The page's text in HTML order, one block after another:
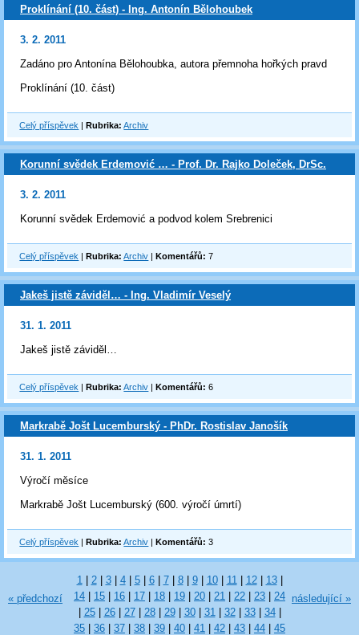
Proklínání (10. část) - Ing. Antonín Bělohoubek
3. 2. 2011
Zadáno pro Antonína Bělohoubka, autora přemnoha hořkých pravd
Proklínání (10. část)
Celý příspěvek |Rubrika: Archiv
Korunní svědek Erdemović … - Prof. Dr. Rajko Doleček, DrSc.
3. 2. 2011
Korunní svědek Erdemović a podvod kolem Srebrenici
Celý příspěvek |Rubrika: Archiv |Komentářů: 7
Jakeš jistě záviděl… - Ing. Vladimír Veselý
31. 1. 2011
Jakeš jistě záviděl…
Celý příspěvek |Rubrika: Archiv |Komentářů: 6
Markrabě Jošt Lucemburský - PhDr. Rostislav Janošík
31. 1. 2011
Výročí měsíce
Markrabě Jošt Lucemburský (600. výročí úmrtí)
Celý příspěvek |Rubrika: Archiv |Komentářů: 3
« předchozí
1 2 3 4 5 6 7 8 9 10 11 12 13
14
15 16 17 18 19 20 21 22 23
24
25 26 27 28 29 30 31 32 33 34
35
36 37 38 39 40 41 42 43 44
45
následující »